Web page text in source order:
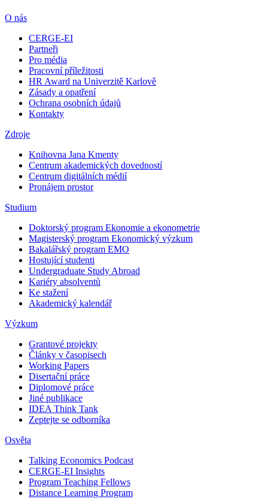
O nás
CERGE-EI
Partneři
Pro média
Pracovní příležitosti
HR Award na Univerzitě Karlově
Zásady a opatření
Ochrana osobních údajů
Kontakty
Zdroje
Knihovna Jana Kmenty
Centrum akademických dovedností
Centrum digitálních médií
Pronájem prostor
Studium
Doktorský program Ekonomie a ekonometrie
Magisterský program Ekonomický výzkum
Bakalářský program EMO
Hostující studenti
Undergraduate Study Abroad
Kariéry absolventů
Ke stažení
Akademický kalendář
Výzkum
Grantové projekty
Články v časopisech
Working Papers
Disertační práce
Diplomové práce
Jiné publikace
IDEA Think Tank
Zeptejte se odborníka
Osvěta
Talking Economics Podcast
CERGE-EI Insights
Program Teaching Fellows
Distance Learning Program